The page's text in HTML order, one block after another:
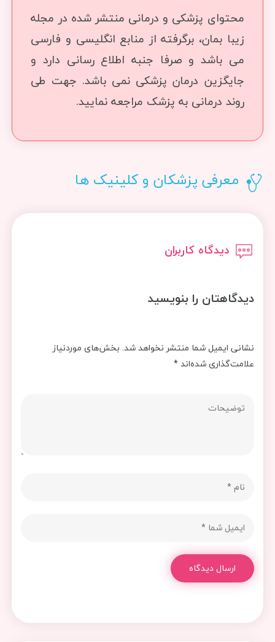
محتوای پزشکی و درمانی منتشر شده در مجله
زیبا بمان، برگرفته از منابع انگلیسی و فارسی
می باشد و صرفا جنبه اطلاع رسانی دارد و
جایگزین درمان پزشکی نمی باشد. جهت طی
روند درمانی به پزشک مراجعه نمایید.
معرفی پزشکان و کلینیک ها
دیدگاه کاربران
دیدگاهتان را بنویسید
نشانی ایمیل شما منتشر نخواهد شد. بخش‌های موردنیاز
علامت‌گذاری شده‌اند*
ارسال دیدگاه